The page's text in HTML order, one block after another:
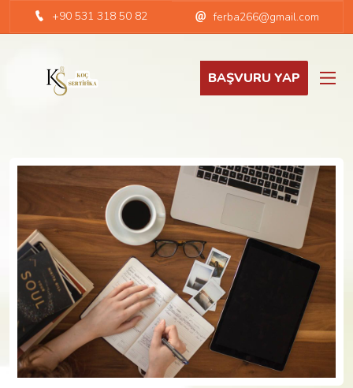
+90 531 318 50 82 ferba266@gmail.com
BAŞVURU YAP